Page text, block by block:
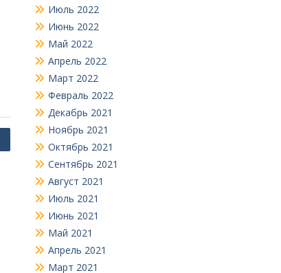
Июль 2022
Июнь 2022
Май 2022
Апрель 2022
Март 2022
Февраль 2022
Декабрь 2021
Ноябрь 2021
Октябрь 2021
Сентябрь 2021
Август 2021
Июль 2021
Июнь 2021
Май 2021
Апрель 2021
Март 2021